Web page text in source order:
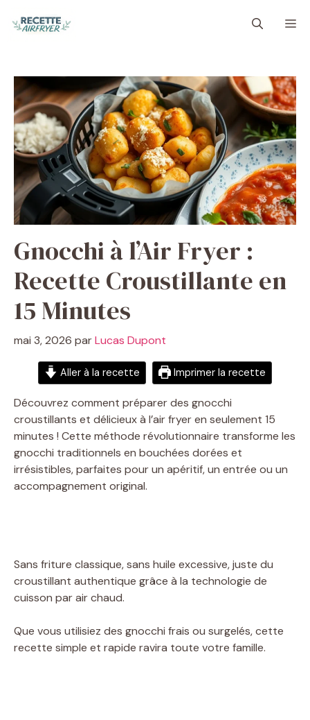
Gnocchi à l’Air Fryer :
Recette Croustillante en
15 Minutes
mai 3, 2026 parLucas Dupont
Aller à la recette Imprimer la recette
Découvrez comment préparer des gnocchi
croustillants et délicieux à l’air fryer en seulement 15
minutes ! Cette méthode révolutionnaire transforme les
gnocchi traditionnels en bouchées dorées et
irrésistibles, parfaites pour un apéritif, un entrée ou un
accompagnement original.
Sans friture classique, sans huile excessive, juste du
croustillant authentique grâce à la technologie de
cuisson par air chaud.
Que vous utilisiez des gnocchi frais ou surgelés, cette
recette simple et rapide ravira toute votre famille.